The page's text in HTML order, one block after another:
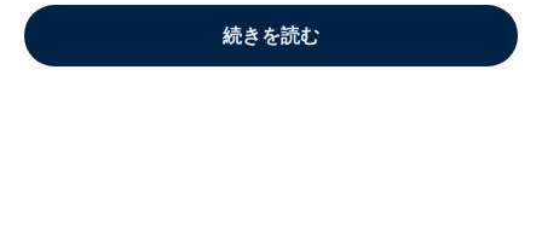
続きを読む